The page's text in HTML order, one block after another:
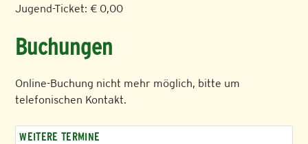
Jugend-Ticket: € 0,00
Buchungen
Online-Buchung nicht mehr möglich, bitte um
telefonischen Kontakt.
WEITERE TERMINE